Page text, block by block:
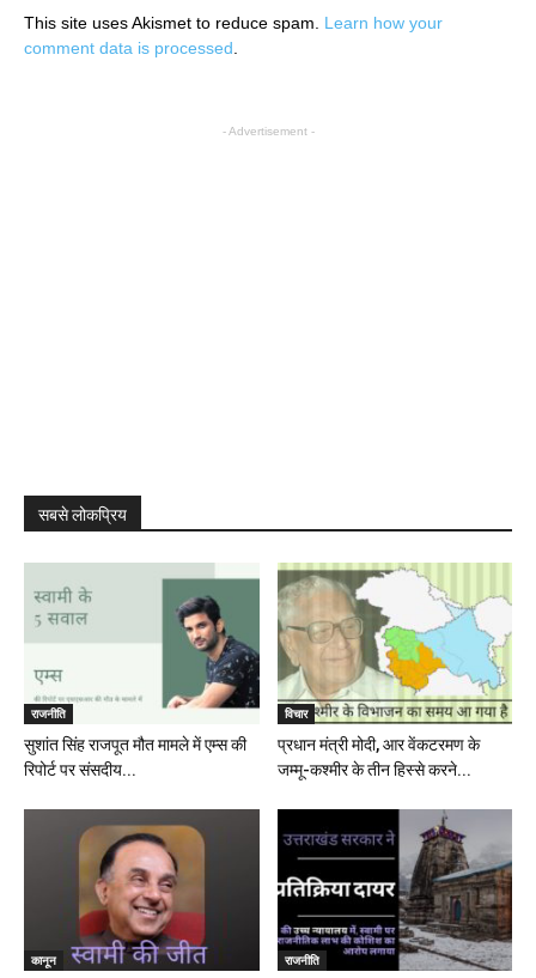
This site uses Akismet to reduce spam. Learn how your
comment data is processed
- Advertisement -
सबसे लोकप्रिय
राजनीति
सुशांत सिंह राजपूत मौत मामले में एम्स की
रिपोर्ट पर संसदीय...
विचार
प्रधान मंत्री मोदी, आर वेंकटरमण के
जम्मू-कश्मीर के तीन हिस्से करने...
कानून राजनीति